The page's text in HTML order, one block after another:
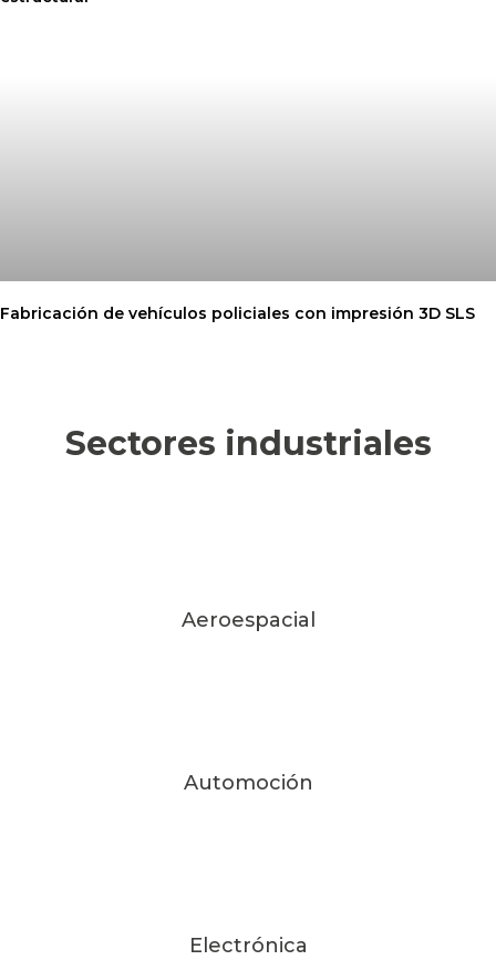
Fabricación de vehículos policiales con impresión 3D SLS
Sectores industriales
Aeroespacial
Automoción
Electrónica